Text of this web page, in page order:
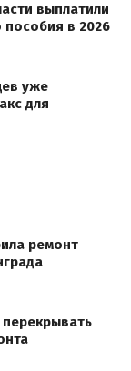
выплатили
пособия в 2026
уже
для
ремонт